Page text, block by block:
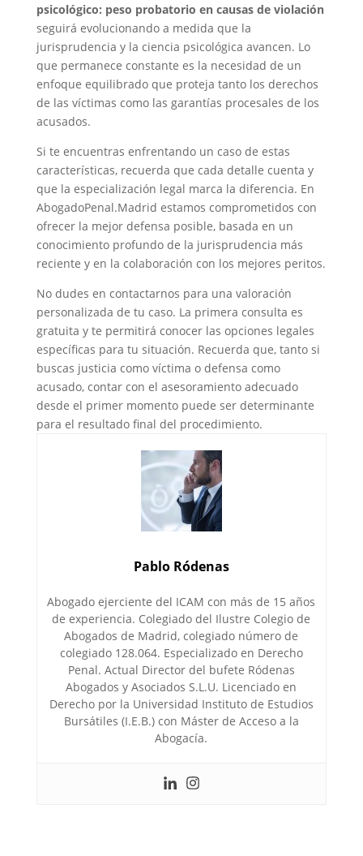
psicológico: peso probatorio en causas de violación
seguirá evolucionando a medida que la
jurisprudencia y la ciencia psicológica avancen. Lo
que permanece constante es la necesidad de un
enfoque equilibrado que proteja tanto los derechos
de las víctimas como las garantías procesales de los
acusados.
Si te encuentras enfrentando un caso de estas
características, recuerda que cada detalle cuenta y
que la especialización legal marca la diferencia. En
AbogadoPenal.Madrid estamos comprometidos con
ofrecer la mejor defensa posible, basada en un
conocimiento profundo de la jurisprudencia más
reciente y en la colaboración con los mejores peritos.
No dudes en contactarnos para una valoración
personalizada de tu caso. La primera consulta es
gratuita y te permitirá conocer las opciones legales
específicas para tu situación. Recuerda que, tanto si
buscas justicia como víctima o defensa como
acusado, contar con el asesoramiento adecuado
desde el primer momento puede ser determinante
para el resultado final del procedimiento.
Pablo Ródenas
Abogado ejerciente del ICAM con más de 15 años
de experiencia. Colegiado del Ilustre Colegio de
Abogados de Madrid, colegiado número de
colegiado 128.064. Especializado en Derecho
Penal. Actual Director del bufete Ródenas
Abogados y Asociados S.L.U. Licenciado en
Derecho por la Universidad Instituto de Estudios
Bursátiles (I.E.B.) con Máster de Acceso a la
Abogacía.